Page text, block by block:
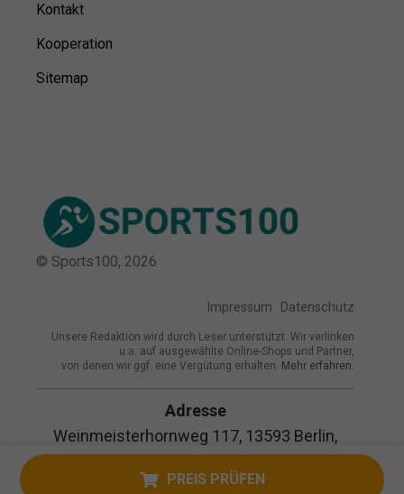
PREIS PRÜFEN
Kontakt
Kooperation
Sitemap
© Sports100, 2026
Impressum Datenschutz
Unsere Redaktion wird durch Leser unterstützt. Wir verlinken
u.a. auf ausgewählte Online-Shops und Partner,
von denen wir ggf. eine Vergütung erhalten. Mehr erfahren.
Adresse
Weinmeisterhornweg 117, 13593 Berlin,
Deutschland